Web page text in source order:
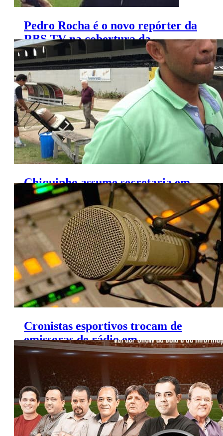
Pedro Rocha é o novo repórter da
RBS TV na cobertura da
Chapecoense
Chiquinho assume secretaria em
Olinda e deixa a Globo Nordeste
Cronistas esportivos trocam de
emissoras de rádio em
Pernambuco